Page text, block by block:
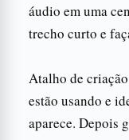
áudio em uma
trecho curto e
Atalho de
estão usando e
aparece. Depois